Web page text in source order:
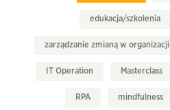
edukacja/szkolenia
zarządzanie zmianą w organizacji
IT Operation Masterclass
RPA mindfulness